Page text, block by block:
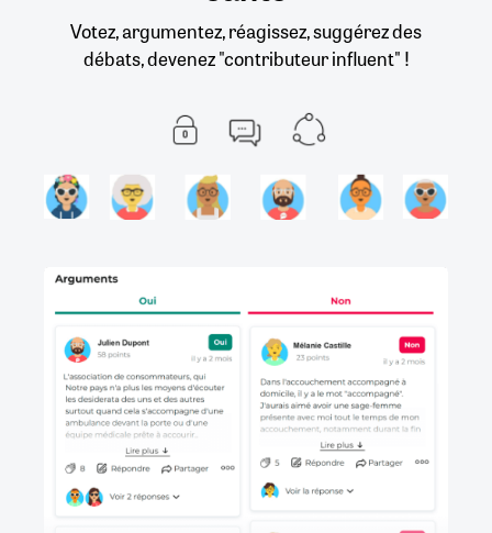
Votez, argumentez, réagissez, suggérez des
débats, devenez "contributeur influent" !